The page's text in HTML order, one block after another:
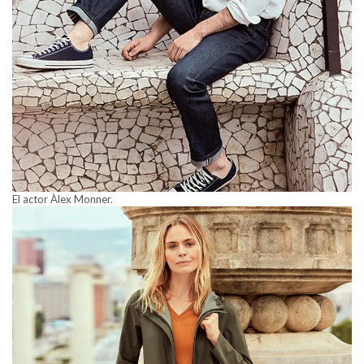
El actor Àlex Monner.